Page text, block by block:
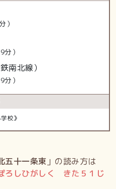
）
）
南北線）
）
校》
五十一条東 」の読み方は
ろしひがしく きた５１じ